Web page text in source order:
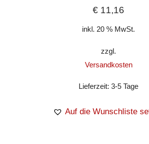
€ 11,16
inkl. 20 % MwSt.
zzgl.
Versandkosten
Lieferzeit:3-5 Tage
Auf die Wunschliste